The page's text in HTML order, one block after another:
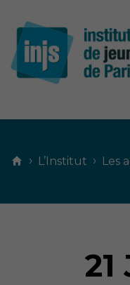
› L’Institut › Les
21